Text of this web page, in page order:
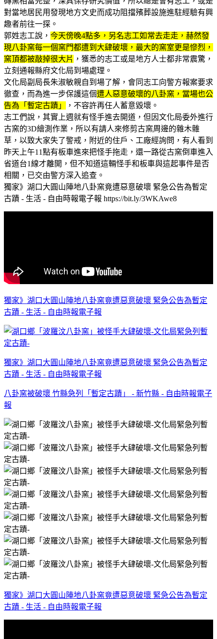
對當地居民用發現地方文史而成功阻擋殯葬設施進駐經驗有興
趣者前往一探。
郭姓志工說， 今天傍晚4點多，另名志工如常去走走，赫然發
現八卦窯每一個窯門都遭到大肆破壞，最大的窯室更是慘烈，
窯頂都被敲掉很大片 ，獲悉的志工或是地方人士都非常震驚，
立刻通報縣府文化局到場處理。
文化局副局長朱淑敏親自到場了解，會同志工向警方報案要求
徹查，而為進一步保護這個遭人惡意破壞的八卦窯，當場也公
告為「暫定古蹟」
，不容許再任人蓄意毀壞。
志工們說，其實上週就有怪手進去開道，但因文化局委外進行
古窯的3D繪測作業，所以有請人來修剪古窯周邊的雜木雜
草，以致大家失了警戒，附近的住戶、工廠經詢問，有人看到
昨天上午11點有板車進來把怪手拖走，還一路從古窯倒車進入
省道台1線才離開，但不知道這輛怪手和板車與這起事件是否
相關，已交由警方深入追查。
獨家》湖口大圓山陣地八卦窯竟遭惡意破壞 緊急公告為暫定
古蹟 - 生活 - 自由時報電子報 https://bit.ly/3WKAwe8
獨家》湖口大圓山陣地八卦窯竟遭惡意破壞 緊急公告為暫定
古蹟 - 生活 - 自由時報電子報
獨家》湖口大圓山陣地八卦窯竟遭惡意破壞 緊急公告為暫定
古蹟 - 生活 - 自由時報電子報
八卦窯被破壞 竹縣急列「暫定古蹟」 - 新竹縣 - 自由時報電子
報
獨家》湖口大圓山陣地八卦窯竟遭惡意破壞 緊急公告為暫定
古蹟 - 生活 - 自由時報電子報